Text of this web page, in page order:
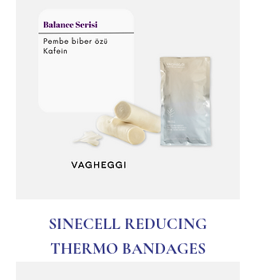
SINECELL REDUCING
THERMO BANDAGES